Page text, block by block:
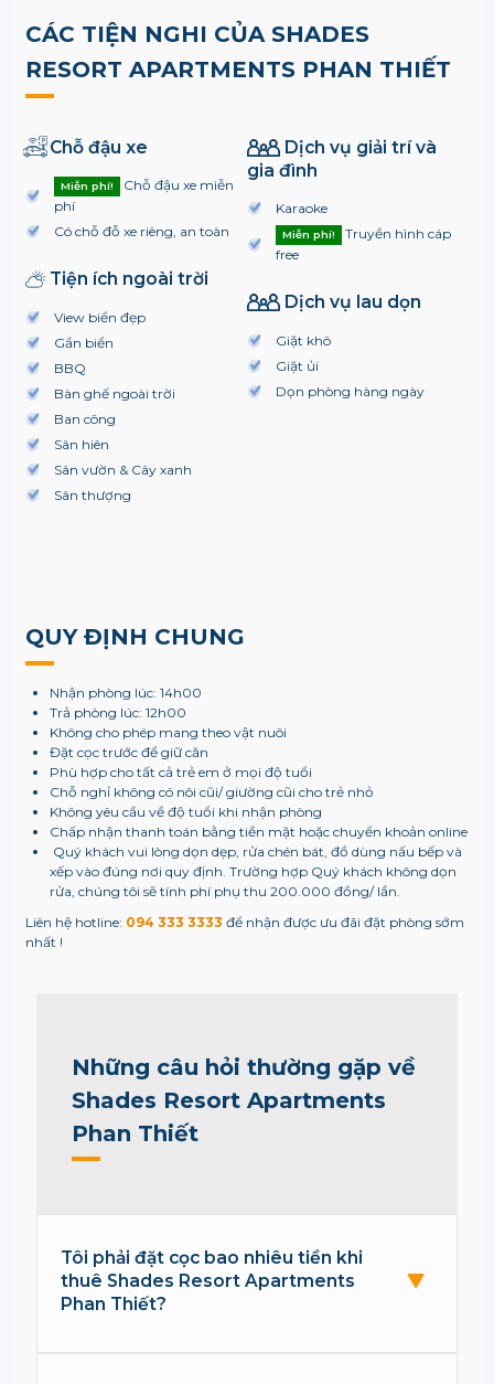
CÁC TIỆN NGHI CỦA SHADES
RESORT APARTMENTS PHAN THIẾT
Chỗ đậu xe
Miễn phí!
Chỗ đậu xe miễn
phí
Có chỗ đỗ xe riêng, an toàn
Tiện ích ngoài trời
View biển đẹp
Gần biển
BBQ
Bàn ghế ngoài trời
Ban công
Sân hiên
Sân vườn & Cây xanh
Sân thượng
Dịch vụ giải trí và
gia đình
Karaoke
Miễn phí!
Truyền hình cáp
free
Dịch vụ lau dọn
Giặt khô
Giặt ủi
Dọn phòng hàng ngày
QUY ĐỊNH CHUNG
Nhận phòng lúc: 14h00
Trả phòng lúc: 12h00
Không cho phép mang theo vật nuôi
Đặt cọc trước để giữ căn
Phù hợp cho tất cả trẻ em ở mọi độ tuổi
Chỗ nghỉ không có nôi cũi/ giường cũi cho trẻ nhỏ
Không yêu cầu về độ tuổi khi nhận phòng
Chấp nhận thanh toán bằng tiền mặt hoặc chuyển khoản online
Quý khách vui lòng dọn dẹp, rửa chén bát, đồ dùng nấu bếp và
xếp vào đúng nơi quy định. Trường hợp Quý khách không dọn
rửa, chúng tôi sẽ tính phí phụ thu 200.000 đồng/ lần.
Liên hệ hotline: 094 333 3333 để nhận được ưu đãi đặt phòng sớm
nhất !
Những câu hỏi thường gặp về
Shades Resort Apartments
Phan Thiết
Tôi phải đặt cọc bao nhiêu tiền khi
thuê Shades Resort Apartments
Phan Thiết?